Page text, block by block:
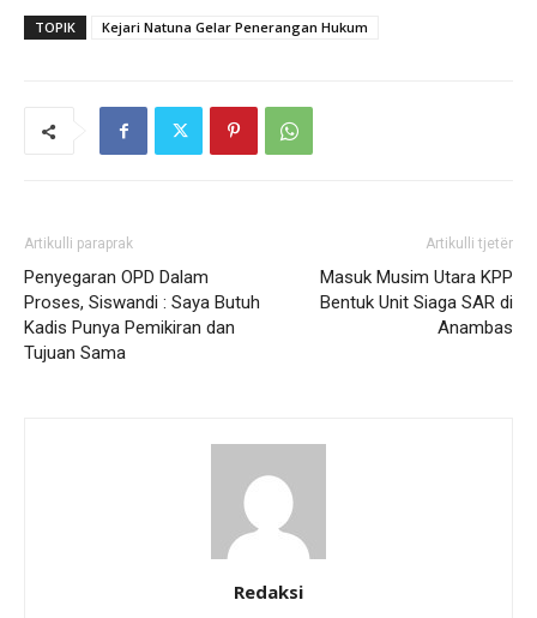
TOPIK Kejari Natuna Gelar Penerangan Hukum
Artikulli paraprak
Penyegaran OPD Dalam
Proses, Siswandi : Saya Butuh
Kadis Punya Pemikiran dan
Tujuan Sama
Artikulli tjetër
Masuk Musim Utara KPP
Bentuk Unit Siaga SAR di
Anambas
Redaksi